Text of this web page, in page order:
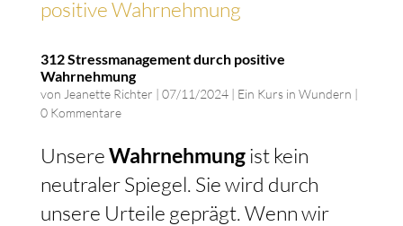
312 Stressmanagement durch positive
Wahrnehmung
von Jeanette Richter | 07/11/2024| Ein Kurs in Wundern |
0 Kommentare
UnsereWahrnehmungist kein
neutraler Spiegel. Sie wird durch
unsere Urteile geprägt. Wenn wir